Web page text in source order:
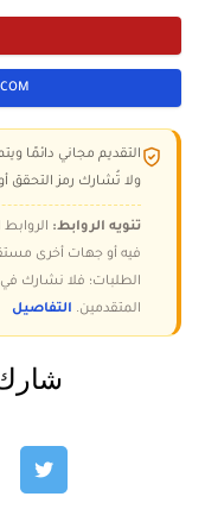
التقديم مجاني دائمًا
ولا تُشارك رمز التحقق
تنويه الروابط:
فيه أو جهات أخرى
الطلبات؛ فلا نشارك في
المتقدمين. التفاصيل